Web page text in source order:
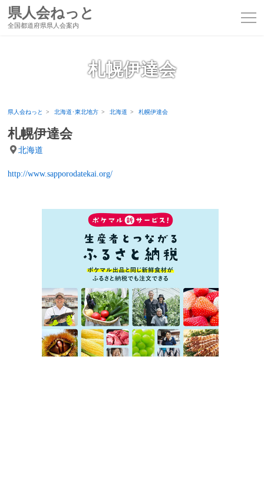
県人会ねっと
全国都道府県県人会案内
札幌伊達会
県人会ねっと 北海道･東北地方 北海道 札幌伊達会
札幌伊達会
北海道
http://www.sapporodatekai.org/